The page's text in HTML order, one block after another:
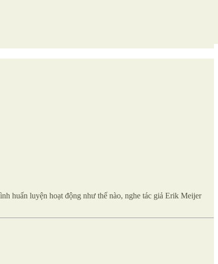
huấn luyện hoạt động như thế nào, nghe tác giả Erik Meijer